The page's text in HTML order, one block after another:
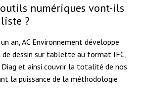
numériques vont-ils
?
an, AC Environnement développe
de dessin sur tablette au format IFC,
Diag et ainsi couvrir la totalité de nos
la puissance de la méthodologie